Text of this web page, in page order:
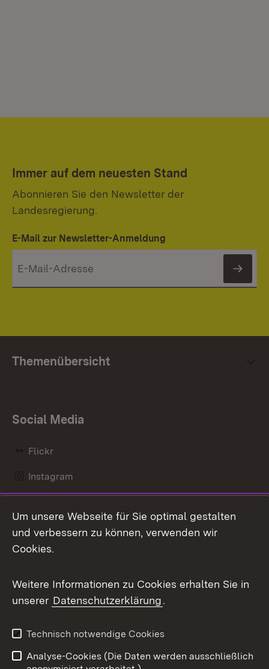
Immer auf dem neuesten Stand
Abonnieren Sie den Newsletter der
Landesregierung.
E-Mail zur Newsletter-Anmeldung
Themenübersicht
Social Media
Flickr
Instagram
Mastodon
Messenger
Social Wall
X / Twitter
Youtube
Um unsere Webseite für Sie optimal gestalten
und verbessern zu können, verwenden wir
Cookies.
Weitere Informationen zu Cookies erhalten Sie in
unserer Datenschutzerklärung.
Technisch notwendige Cookies
Analyse-Cookies (Die Daten werden ausschließlich